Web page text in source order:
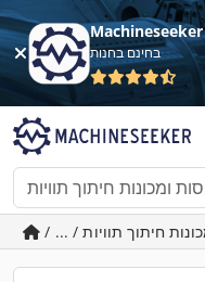
Machineseeker
בחינם בחנות